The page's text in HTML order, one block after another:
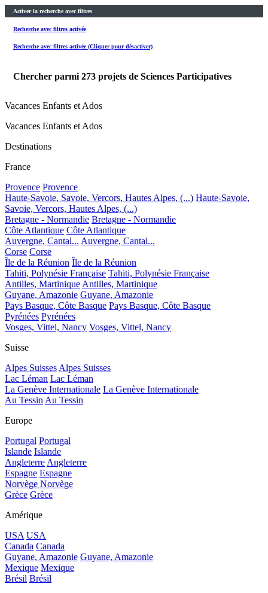
Activer la recherche avec filtres
Recherche avec filtres activée
Recherche avec filtres activée (Cliquer pour désactiver)
Chercher parmi 273 projets de Sciences Participatives
Vacances Enfants et Ados
Vacances Enfants et Ados
Destinations
France
Provence Provence
Haute-Savoie, Savoie, Vercors, Hautes Alpes, (...) Haute-Savoie,
Savoie, Vercors, Hautes Alpes, (...)
Bretagne - Normandie Bretagne - Normandie
Côte Atlantique Côte Atlantique
Auvergne, Cantal... Auvergne, Cantal...
Corse Corse
Île de la Réunion Île de la Réunion
Tahiti, Polynésie Française Tahiti, Polynésie Française
Antilles, MartiniqueAntilles, Martinique
Guyane, Amazonie Guyane, Amazonie
Pays Basque, Côte Basque Pays Basque, Côte Basque
Pyrénées Pyrénées
Vosges, Vittel, Nancy Vosges, Vittel, Nancy
Suisse
Alpes SuissesAlpes Suisses
Lac Léman Lac Léman
La Genève Internationale La Genève Internationale
Au TessinAu Tessin
Europe
Portugal Portugal
Islande Islande
AngleterreAngleterre
Espagne Espagne
Norvège Norvège
Grèce Grèce
Amérique
USA USA
Canada Canada
Guyane, Amazonie Guyane, Amazonie
Mexique Mexique
Brésil Brésil